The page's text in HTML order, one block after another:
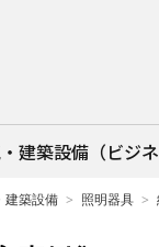
建築設備（ビジネ
建築設備 照明器具